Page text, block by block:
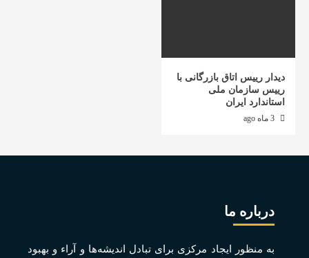
دیدار رییس اتاق بازرگانی با
رییس سازمان ملی
استاندارد ایران
درباره ما
به منظور ايجاد مرکزی برای تبادل انديشه‌ها و آراء و بهبود